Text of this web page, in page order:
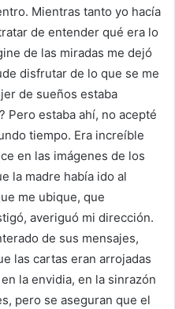
Mientras tanto yo hacía
de entender qué era lo
de las miradas me dejó
disfrutar de lo que se me
de sueños estaba
Pero estaba ahí, no acepté
tiempo. Era increíble
en las imágenes de los
la madre había ido al
me ubique, que
averiguó mi dirección.
de sus mensajes,
las cartas eran arrojadas
la envidia, en la sinrazón
pero se aseguran que el